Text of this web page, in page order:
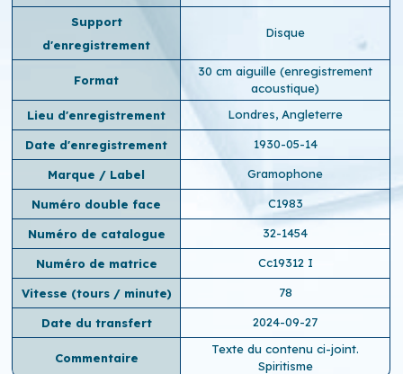
Support
d'enregistrement
Disque
Format
30 cm aiguille (enregistrement
acoustique)
Lieu d'enregistrement
Londres, Angleterre
Date d'enregistrement 1930-05-14
Marque / Label Gramophone
Numéro double face C1983
Numéro de catalogue 32-1454
Numéro de matrice Cc19312 I
Vitesse (tours / minute) 78
Date du transfert 2024-09-27
Commentaire
Texte du contenu ci-joint.
Spiritisme